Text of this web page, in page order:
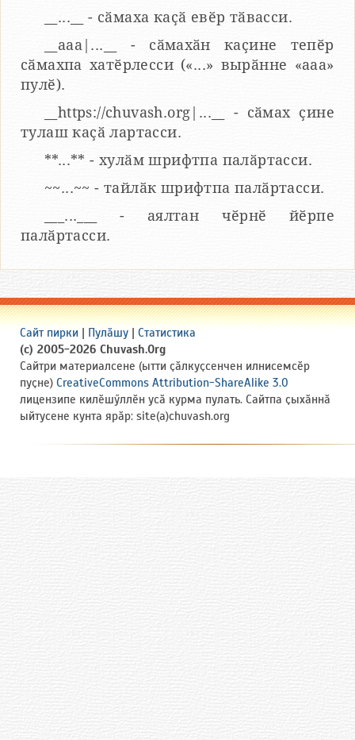
__...__ - сӑмаха каҫӑ евӗр тӑвасси.
__aaa|...__ - сӑмахӑн каҫине тепӗр
сӑмахпа хатӗрлесси («...» вырӑнне «ааа»
пулӗ).
__https://chuvash.org|...__ - сӑмах ҫине
тулаш каҫӑ лартасси.
**...** - хулӑм шрифтпа палӑртасси.
~~...~~ - тайлӑк шрифтпа палӑртасси.
___...___ - аялтан чӗрнӗ йӗрпе
палӑртасси.
Сайт пирки | Пулӑшу | Статистика
(c) 2005-2026 Chuvash.Org
Сайтри материалсене (ытти ҫӑлкуҫсенчен илнисемсӗр
пуҫне) CreativeCommons Attribution-ShareAlike 3.0
лицензипе килӗшӳллӗн усӑ курма пулать. Сайтпа ҫыхӑннӑ
ыйтусене кунта ярӑр: site(a)chuvash.org